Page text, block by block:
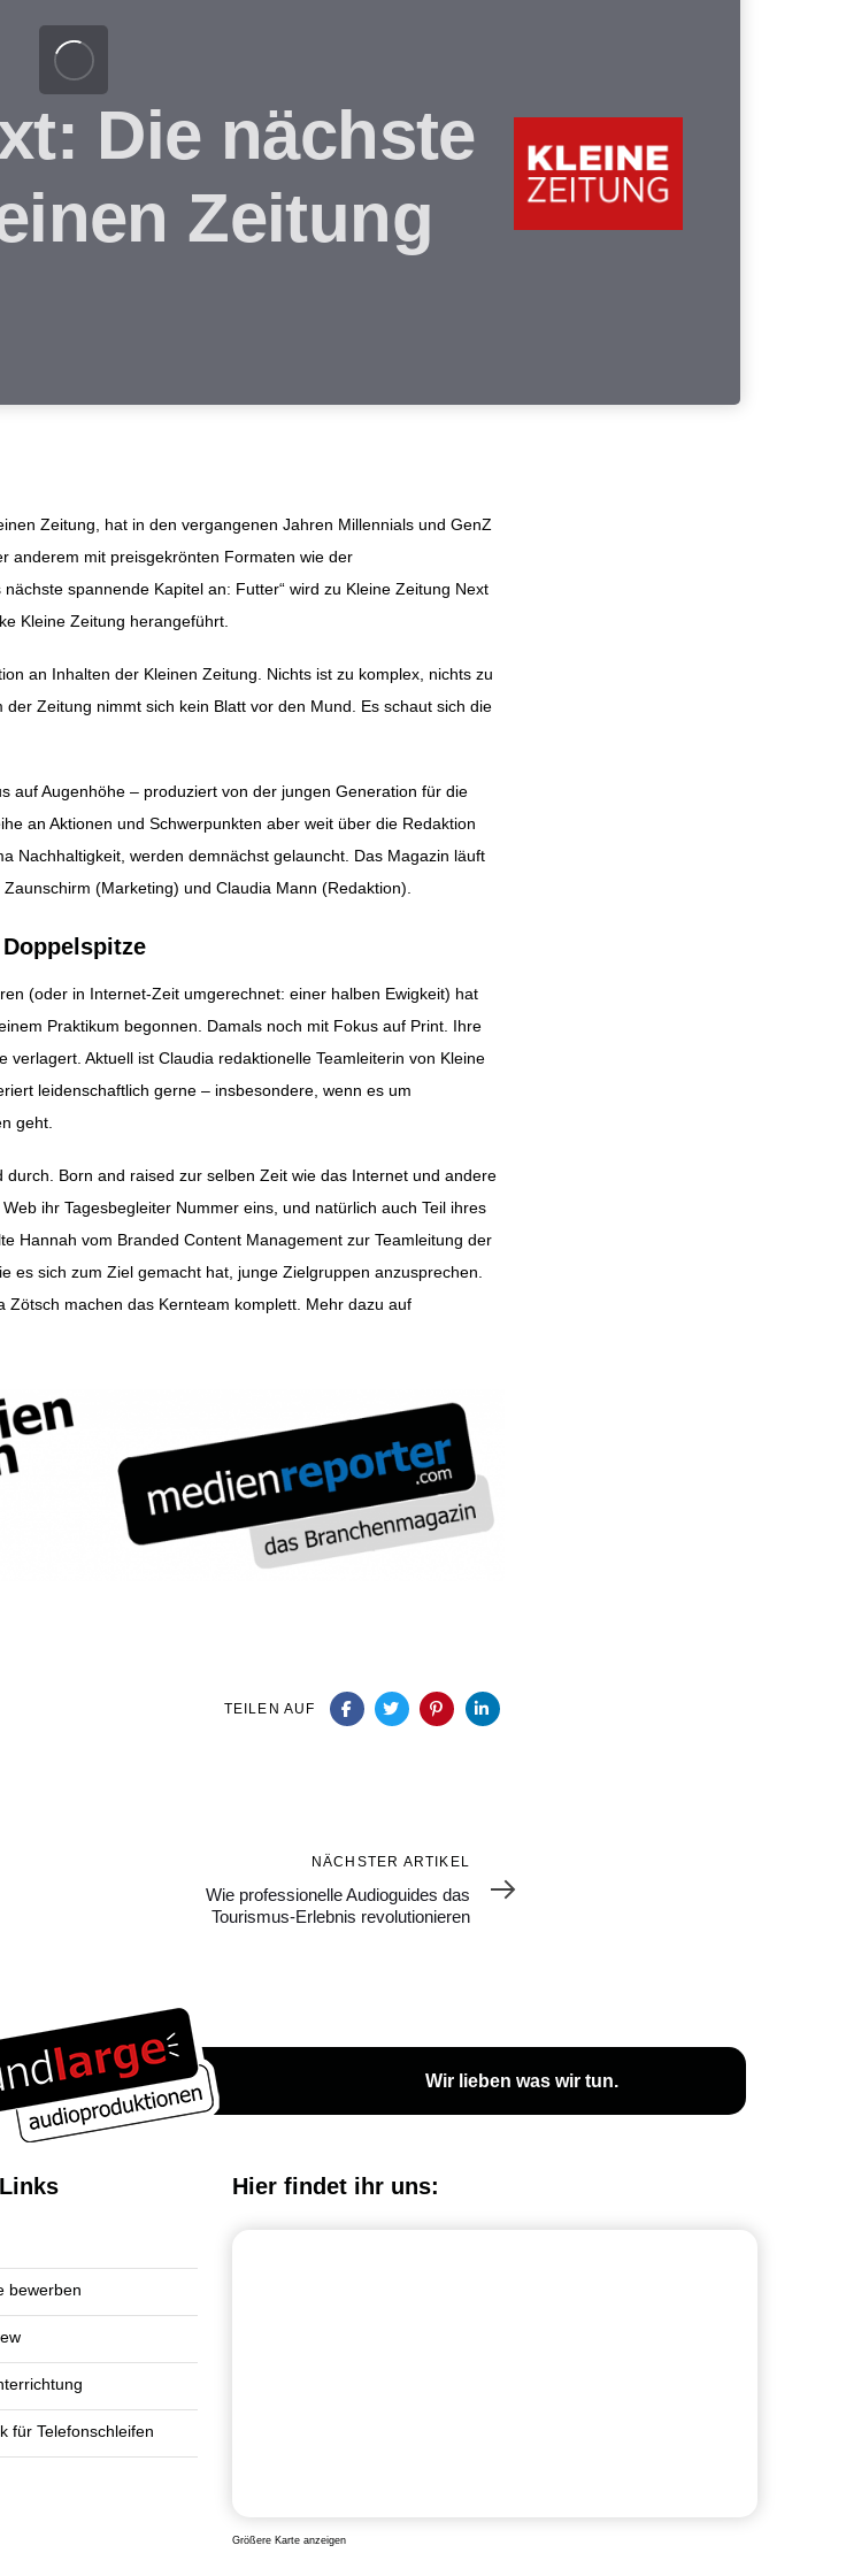
Die nächste
Zeitung
Zeitung, hat in den vergangenen Jahren Millennials und GenZ
anderem mit preisgekrönten Formaten wie der
spannende Kapitel an: Futter“ wird zu Kleine Zeitung Next
Kleine Zeitung herangeführt.
an Inhalten der Kleinen Zeitung. Nichts ist zu komplex, nichts zu
Zeitung nimmt sich kein Blatt vor den Mund. Es schaut sich die
auf Augenhöhe – produziert von der jungen Generation für die
an Aktionen und Schwerpunkten aber weit über die Redaktion
Nachhaltigkeit, werden demnächst gelauncht. Das Magazin läuft
(Marketing) und Claudia Mann (Redaktion).
(oder in Internet-Zeit umgerechnet: einer halben Ewigkeit) hat
Praktikum begonnen. Damals noch mit Fokus auf Print. Ihre
verlagert. Aktuell ist Claudia redaktionelle Teamleiterin von Kleine
leidenschaftlich gerne – insbesondere, wenn es um
geht.
Born and raised zur selben Zeit wie das Internet und andere
ihr Tagesbegleiter Nummer eins, und natürlich auch Teil ihres
Hannah vom Branded Content Management zur Teamleitung der
es sich zum Ziel gemacht hat, junge Zielgruppen anzusprechen.
Zötsch machen das Kernteam komplett. Mehr dazu auf
TEILEN AUF
Artikel
NÄCHSTER ARTIKEL
Wie professionelle Audioguides das
Tourismus-Erlebnis revolutionieren
Wir lieben was wir tun.
bewerben
für Telefonschleifen
Hier findet ihr uns:
Größere Karte anzeigen